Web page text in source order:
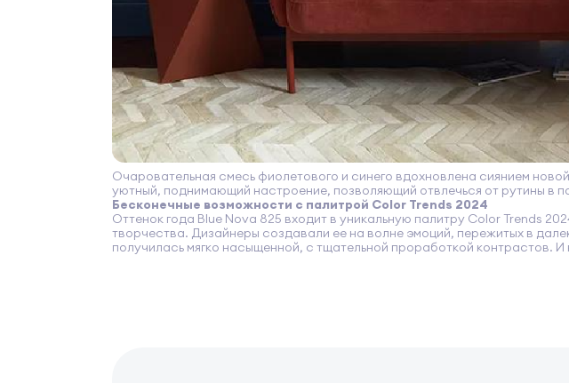
Очаровательная смесь фиолетового и синего вдохновлена сиянием
уютный, поднимающий настроение, позволяющий отвлечься от рутины в
Бесконечные возможности с палитрой Color Trends 2024
Оттенок года Blue Nova 825 входит в уникальную палитру Color Trends
творчества. Дизайнеры создавали ее на волне эмоций, пережитых в
получилась мягко насыщенной, с тщательной проработкой контрастов.